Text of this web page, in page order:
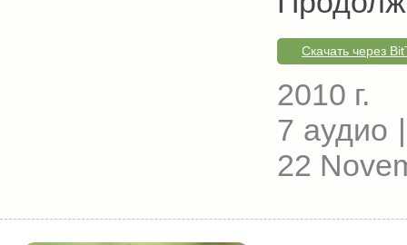
Скачать через
2010 г.
7 аудио
22